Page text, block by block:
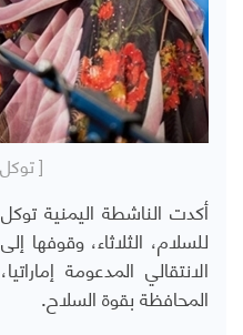
[
أكدت الناشطة اليمنية
للسلام، الثلاثاء،
الانتقالي المدعومة
المحافظة بقوة السلاح.